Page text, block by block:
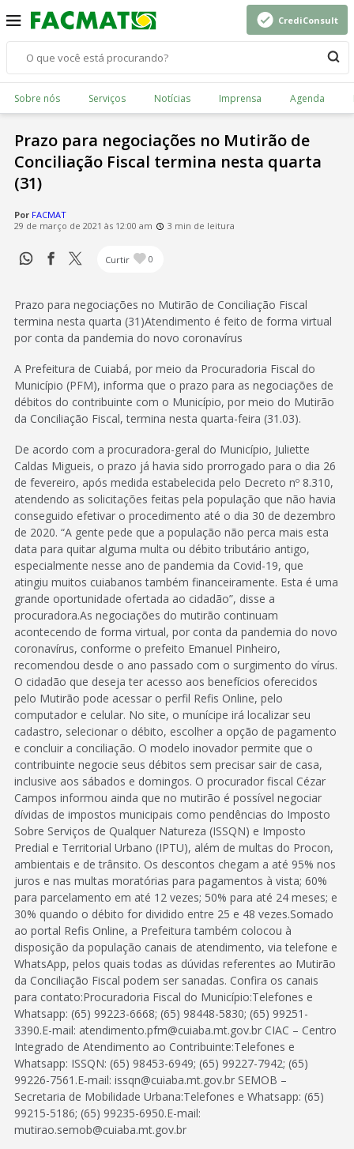
CrediConsult
Sobre nós Serviços Notícias Imprensa Agenda
Prazo para negociações no Mutirão de
Conciliação Fiscal termina nesta quarta
(31)
Por FACMAT
29 de março de 2021 às 12:00 am
3 min de leitura
Curtir 0
Prazo para negociações no Mutirão de Conciliação Fiscal
termina nesta quarta (31)Atendimento é feito de forma virtual
por conta da pandemia do novo coronavírus
A Prefeitura de Cuiabá, por meio da Procuradoria Fiscal do
Município (PFM), informa que o prazo para as negociações de
débitos do contribuinte com o Município, por meio do Mutirão
da Conciliação Fiscal, termina nesta quarta-feira (31.03).
De acordo com a procuradora-geral do Município, Juliette
Caldas Migueis, o prazo já havia sido prorrogado para o dia 26
de fevereiro, após medida estabelecida pelo Decreto nº 8.310,
atendendo as solicitações feitas pela população que não havia
conseguido efetivar o procedimento até o dia 30 de dezembro
de 2020. “A gente pede que a população não perca mais esta
data para quitar alguma multa ou débito tributário antigo,
especialmente nesse ano de pandemia da Covid-19, que
atingiu muitos cuiabanos também financeiramente. Esta é uma
grande oportunidade ofertada ao cidadão”, disse a
procuradora.As negociações do mutirão continuam
acontecendo de forma virtual, por conta da pandemia do novo
coronavírus, conforme o prefeito Emanuel Pinheiro,
recomendou desde o ano passado com o surgimento do vírus.
O cidadão que deseja ter acesso aos benefícios oferecidos
pelo Mutirão pode acessar o perfil Refis Online, pelo
computador e celular. No site, o munícipe irá localizar seu
cadastro, selecionar o débito, escolher a opção de pagamento
e concluir a conciliação. O modelo inovador permite que o
contribuinte negocie seus débitos sem precisar sair de casa,
inclusive aos sábados e domingos. O procurador fiscal Cézar
Campos informou ainda que no mutirão é possível negociar
dívidas de impostos municipais como pendências do Imposto
Sobre Serviços de Qualquer Natureza (ISSQN) e Imposto
Predial e Territorial Urbano (IPTU), além de multas do Procon,
ambientais e de trânsito. Os descontos chegam a até 95% nos
juros e nas multas moratórias para pagamentos à vista; 60%
para parcelamento em até 12 vezes; 50% para até 24 meses; e
30% quando o débito for dividido entre 25 e 48 vezes.Somado
ao portal Refis Online, a Prefeitura também colocou à
disposição da população canais de atendimento, via telefone e
WhatsApp, pelos quais todas as dúvidas referentes ao Mutirão
da Conciliação Fiscal podem ser sanadas. Confira os canais
para contato:Procuradoria Fiscal do Município:Telefones e
Whatsapp: (65) 99223-6668; (65) 98448-5830; (65) 99251-
3390.E-mail: atendimento.pfm@cuiaba.mt.gov.br CIAC – Centro
Integrado de Atendimento ao Contribuinte:Telefones e
Whatsapp: ISSQN: (65) 98453-6949; (65) 99227-7942; (65)
99226-7561.E-mail: issqn@cuiaba.mt.gov.br SEMOB –
Secretaria de Mobilidade Urbana:Telefones e Whatsapp: (65)
99215-5186; (65) 99235-6950.E-mail:
mutirao.semob@cuiaba.mt.gov.br